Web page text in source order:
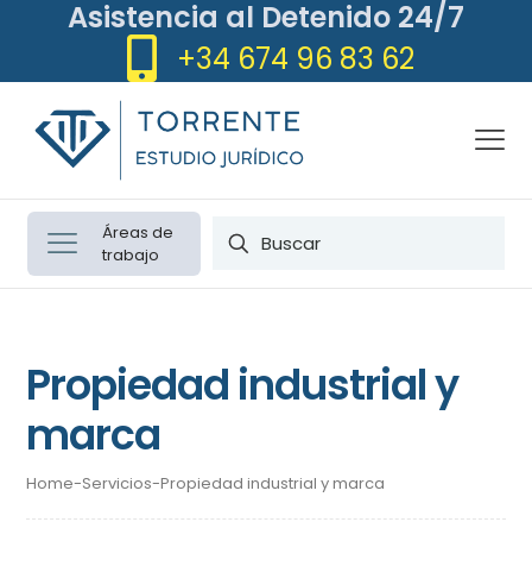
Asistencia al Detenido 24/7
+34 674 96 83 62
Áreas de
trabajo
Propiedad industrial y
marca
Home-Servicios-Propiedad industrial y marca